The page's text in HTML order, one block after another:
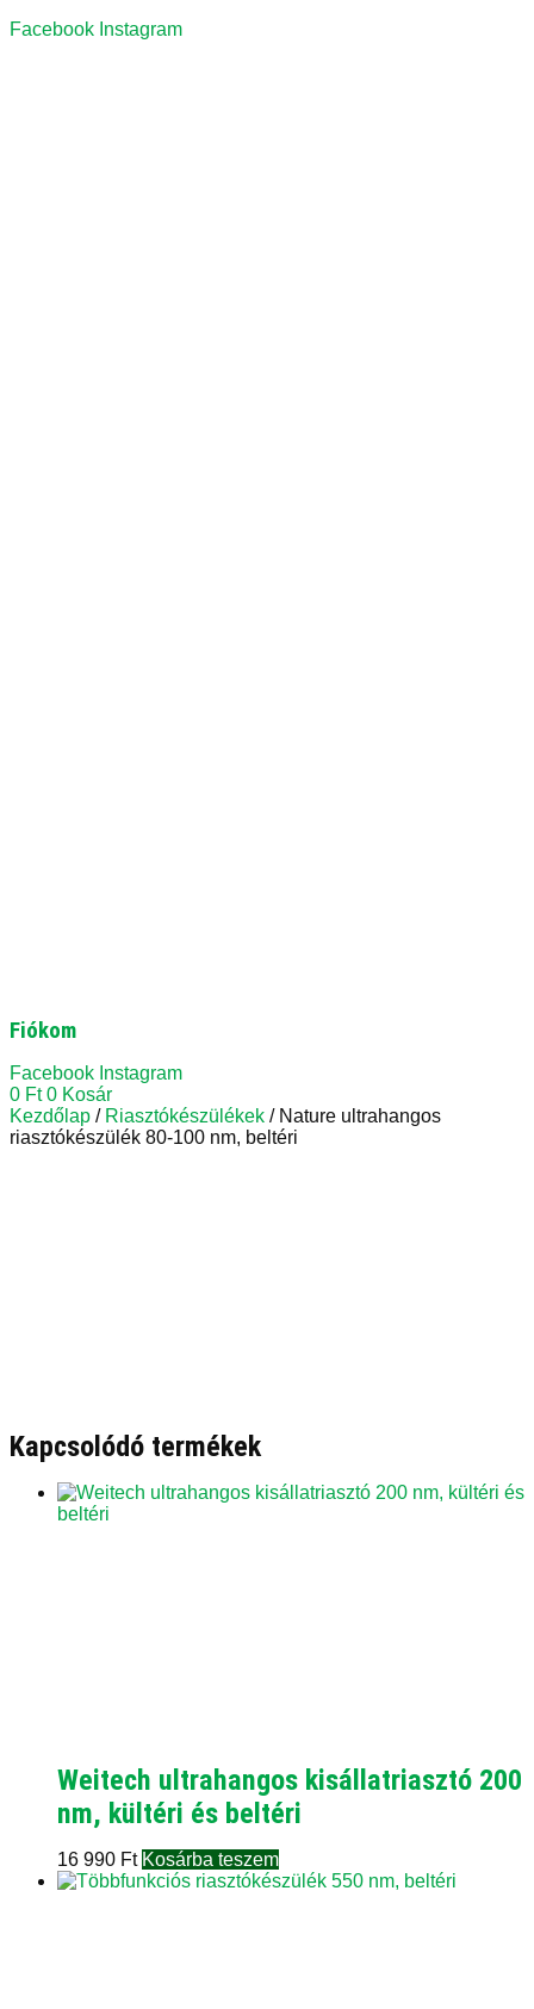
Facebook Instagram
Fiókom
Facebook Instagram
0 Ft 0 Kosár
Kezdőlap / Riasztókészülékek / Nature ultrahangos
riasztókészülék 80-100 nm, beltéri
Kapcsolódó termékek
Weitech ultrahangos kisállatriasztó 200
nm, kültéri és beltéri
16 990 Ft Kosárba teszem